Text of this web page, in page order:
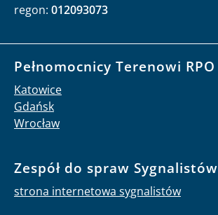
regon: 012093073
Pełnomocnicy Terenowi RPO
Katowice
Gdańsk
Wrocław
Zespół do spraw Sygnalistów
strona internetowa sygnalistów